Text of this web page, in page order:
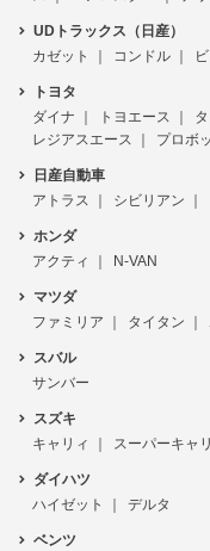
UDトラックス（日産）
カゼット
コンドル
トヨタ
ダイナ
トヨエース
レジアスエース
プロボ
日産自動車
アトラス
シビリアン
ホンダ
アクティ
N-VAN
マツダ
ファミリア
タイタン
スバル
サンバー
スズキ
キャリィ
スーパーキャ
ダイハツ
ハイゼット
デルタ
ベンツ